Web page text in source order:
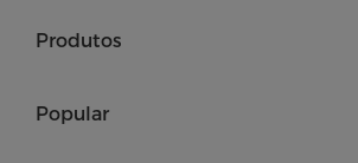
Produtos
Popular